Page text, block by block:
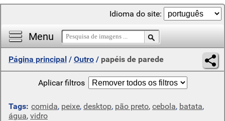
Menu
Idioma do site:
Página principal / Outro / papéis de parede
Aplicar filtros
Tags: comida, peixe, desktop, pão preto, cebola, batata,
água, vidro